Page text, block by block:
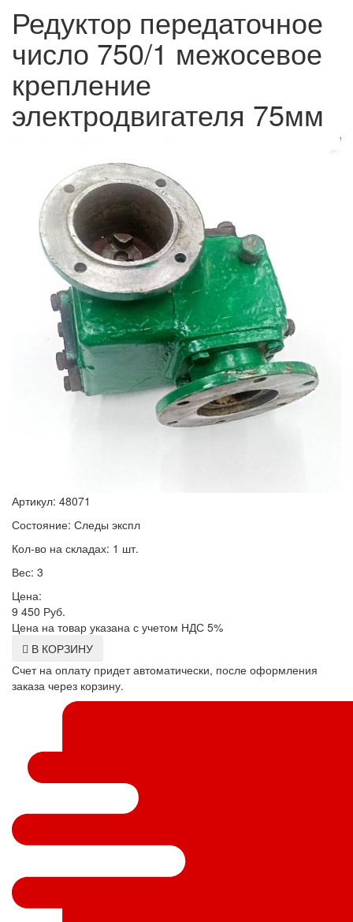
Редуктор передаточное
число 750/1 межосевое
крепление
электродвигателя 75мм
Артикул: 48071
Состояние: Следы экспл
Кол-во на складах: 1 шт.
Вес: 3
Цена:
9 450 Руб.
Цена на товар указана с учетом НДС 5%
В КОРЗИНУ
Счет на оплату придет автоматически, после оформления
заказа через корзину.